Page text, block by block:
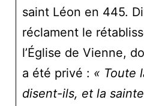
saint Léon en 445.
réclament le
l’Église de Vienne,
a été privé : « Toute
disent-ils, et la